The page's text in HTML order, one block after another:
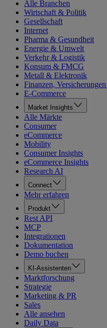
Alle Branchen
Wirtschaft & Politik
Gesellschaft
Internet
Pharma & Gesundheit
Energie & Umwelt
Verkehr & Logistik
Konsum & FMCG
Metall & Elektronik
Finanzen,
E-Commerce
Market Insights
Alle Märkte
Consumer
eCommerce
Mobility
Consumer Insights
eCommerce Insights
Research AI
Connect
Mehr erfahren
Produkt
Rest API
MCP
Integrationen
Dokumentation
Demo buchen
KI-Assistenten
Marktforschung
Strategie
Marketing & PR
Sales
Alle ansehen
Daily Data